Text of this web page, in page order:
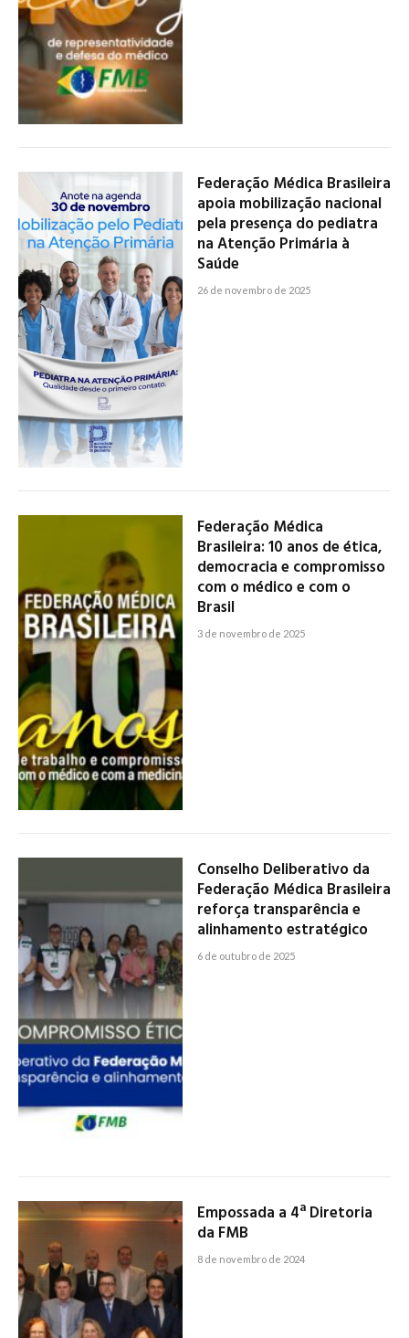
Federação Médica Brasileira
apoia mobilização nacional
pela presença do pediatra
na Atenção Primária à
Saúde
26 de novembro de 2025
Federação Médica
Brasileira: 10 anos de ética,
democracia e compromisso
com o médico e com o
Brasil
3 de novembro de 2025
Conselho Deliberativo da
Federação Médica Brasileira
reforça transparência e
alinhamento estratégico
6 de outubro de 2025
Empossada a 4ª Diretoria
da FMB
8 de novembro de 2024